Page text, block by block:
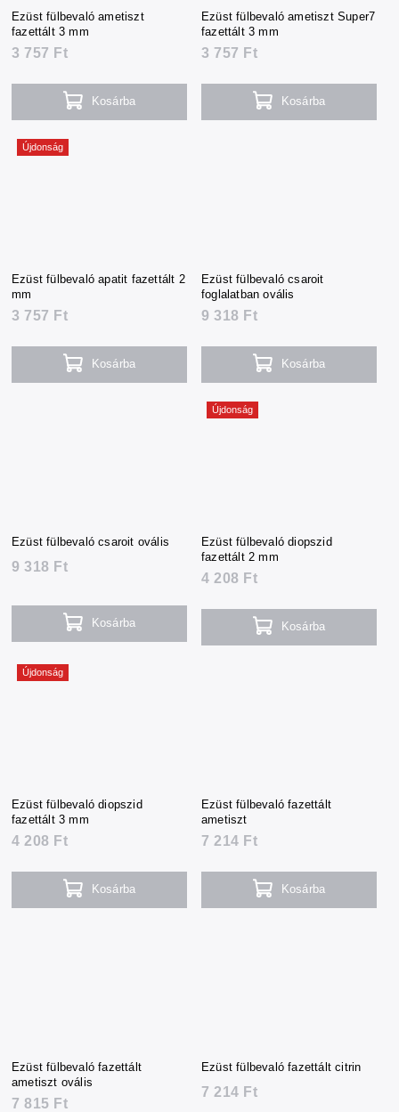
Ezüst fülbevaló ametiszt
fazettált 3 mm
3 757 Ft
Kosárba
Ezüst fülbevaló ametiszt Super7
fazettált 3 mm
3 757 Ft
Kosárba
Újdonság
Ezüst fülbevaló apatit fazettált 2
mm
3 757 Ft
Kosárba
Ezüst fülbevaló csaroit
foglalatban ovális
9 318 Ft
Kosárba
Ezüst fülbevaló csaroit ovális
9 318 Ft
Kosárba
Újdonság
Ezüst fülbevaló diopszid
fazettált 2 mm
4 208 Ft
Kosárba
Újdonság
Ezüst fülbevaló diopszid
fazettált 3 mm
4 208 Ft
Kosárba
Ezüst fülbevaló fazettált
ametiszt
7 214 Ft
Kosárba
Ezüst fülbevaló fazettált
ametiszt ovális
7 815 Ft
Ezüst fülbevaló fazettált citrin
7 214 Ft